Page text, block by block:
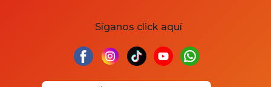
Síganos click aquí